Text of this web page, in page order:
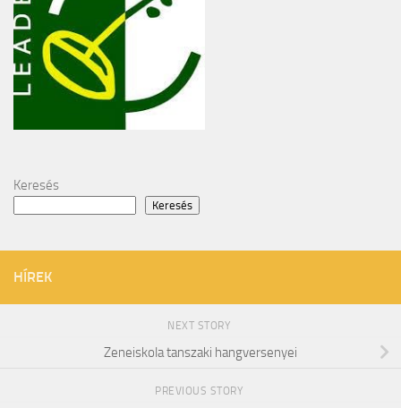
Keresés
Keresés
HÍREK
NEXT STORY
Zeneiskola tanszaki hangversenyei
PREVIOUS STORY